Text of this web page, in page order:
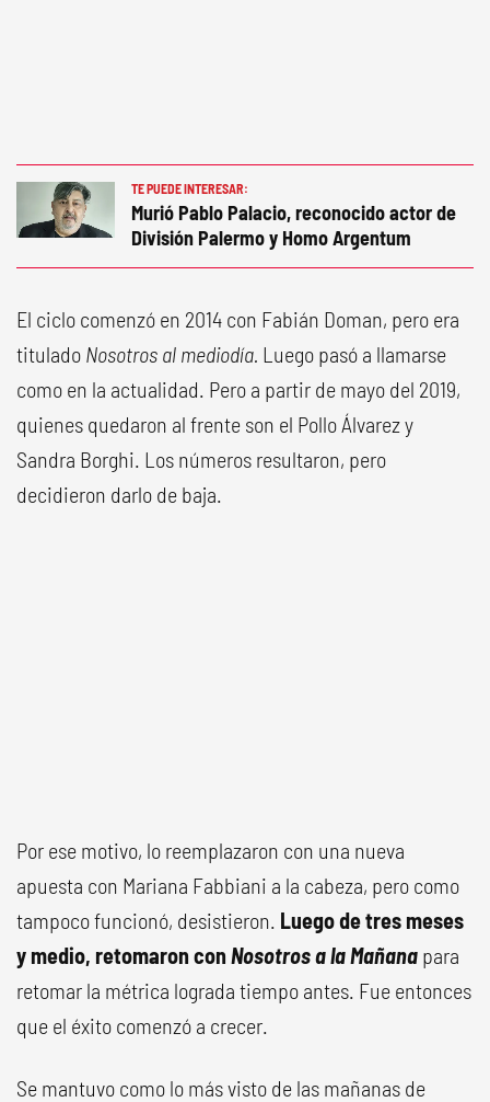
TE PUEDE INTERESAR:
Murió Pablo Palacio, reconocido actor de
División Palermo y Homo Argentum
El ciclo comenzó en 2014 con Fabián Doman, pero era
titulado Nosotros al mediodía. Luego pasó a llamarse
como en la actualidad. Pero a partir de mayo del 2019,
quienes quedaron al frente son el Pollo Álvarez y
Sandra Borghi. Los números resultaron, pero
decidieron darlo de baja.
Por ese motivo, lo reemplazaron con una nueva
apuesta con Mariana Fabbiani a la cabeza, pero como
tampoco funcionó, desistieron. Luego de tres meses
y medio, retomaron con Nosotros a la Mañana para
retomar la métrica lograda tiempo antes. Fue entonces
que el éxito comenzó a crecer.
Se mantuvo como lo más visto de las mañanas de